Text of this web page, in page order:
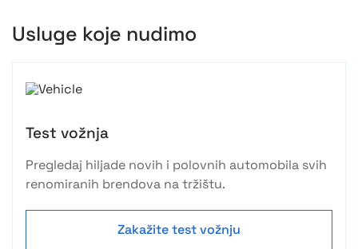
Usluge koje nudimo
Test vožnja
Pregledaj hiljade novih i polovnih automobila svih
renomiranih brendova na tržištu.
Zakažite test vožnju